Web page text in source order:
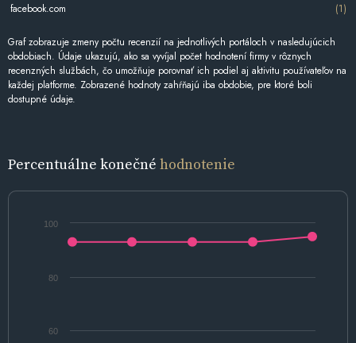
facebook.com
(1)
Graf zobrazuje zmeny počtu recenzií na jednotlivých portáloch v nasledujúcich
obdobiach. Údaje ukazujú, ako sa vyvíjal počet hodnotení firmy v rôznych
recenzných službách, čo umožňuje porovnať ich podiel aj aktivitu používateľov na
každej platforme. Zobrazené hodnoty zahŕňajú iba obdobie, pre ktoré boli
dostupné údaje.
Percentuálne konečné hodnotenie
60
80
100